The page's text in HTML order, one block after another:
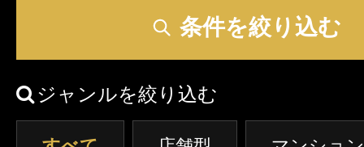
神奈川 埼玉
茨城 栃木
本日出勤のセラピスト
口コミ
条件を絞り込む
ジャンルを絞り込む